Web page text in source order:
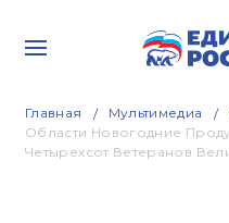
Главная Мультимедиа
Области Новогодние
Четырехсот Ветеранов